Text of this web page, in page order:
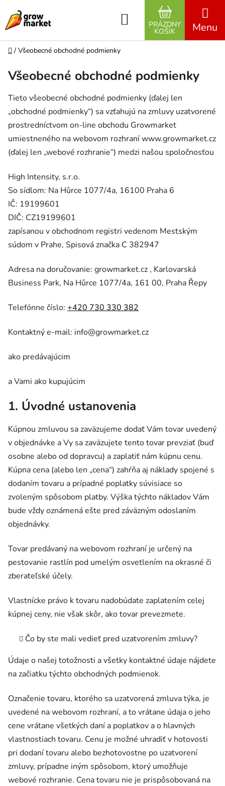
Hľadať
NÁKUPNÝ
PRÁZDNY
KOŠÍK
Domov
/ Všeobecné obchodné podmienky
Všeobecné obchodné podmienky
Tieto všeobecné obchodné podmienky (ďalej len
„obchodné podmienky“) sa vzťahujú na zmluvy uzatvorené
prostredníctvom on-line obchodu Growmarket
umiestneného na webovom rozhraní www.growmarket.cz
(ďalej len „webové rozhranie“) medzi našou spoločnosťou
High Intensity, s.r.o.
So sídlom: Na Hůrce 1077/4a, 16100 Praha 6
IČ: 19199601
DIČ: CZ19199601
zapísanou v obchodnom registri vedenom Mestským
súdom v Prahe, Spisová značka C 382947
Adresa na doručovanie: growmarket.cz , Karlovarská
Business Park, Na Hůrce 1077/4a, 161 00, Praha Řepy
Telefónne číslo: +420 730 330 382
Kontaktný e-mail: info@growmarket.cz
ako predávajúcim
a Vami ako kupujúcim
1. Úvodné ustanovenia
Kúpnou zmluvou sa zaväzujeme dodať Vám tovar uvedený
v objednávke a Vy sa zaväzujete tento tovar prevziať (buď
osobne alebo od dopravcu) a zaplatiť nám kúpnu cenu.
Kúpna cena (alebo len „cena“) zahŕňa aj náklady spojené s
dodaním tovaru a prípadné poplatky súvisiace so
zvoleným spôsobom platby. Výška týchto nákladov Vám
bude vždy oznámená ešte pred záväzným odoslaním
objednávky.
Tovar predávaný na webovom rozhraní je určený na
pestovanie rastlín pod umelým osvetlením na okrasné či
zberateľské účely.
Vlastnícke právo k tovaru nadobúdate zaplatením celej
kúpnej ceny, nie však skôr, ako tovar prevezmete.
Čo by ste mali vedieť pred uzatvorením zmluvy?
Údaje o našej totožnosti a všetky kontaktné údaje nájdete
na začiatku týchto obchodných podmienok.
Označenie tovaru, ktorého sa uzatvorená zmluva týka, je
uvedené na webovom rozhraní, a to vrátane údaja o jeho
cene vrátane všetkých daní a poplatkov a o hlavných
vlastnostiach tovaru. Cenu je možné uhradiť v hotovosti
pri dodaní tovaru alebo bezhotovostne po uzatvorení
zmluvy, prípadne iným spôsobom, ktorý umožňuje
webové rozhranie. Cena tovaru nie je prispôsobovaná na